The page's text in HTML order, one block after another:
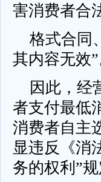
害消费者合
格式合同
其内容无效”
因此，经
者支付最低
消费者自主
显违反《消
务的权利”规